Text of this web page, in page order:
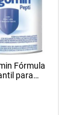
Fórmula
para